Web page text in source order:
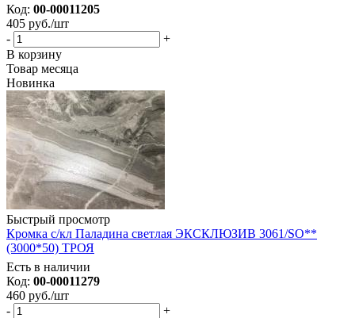
Код: 00-00011205
405 руб./шт
-
+
В корзину
Товар месяца
Новинка
Быстрый просмотр
Кромка с/кл Паладина светлая ЭКСКЛЮЗИВ 3061/SO**
(3000*50) ТРОЯ
Есть в наличии
Код: 00-00011279
460 руб./шт
-
+